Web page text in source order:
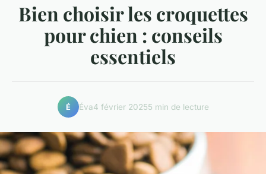
Bien choisir les croquettes
pour chien : conseils
essentiels
É Éva4 février 20255 min de lecture